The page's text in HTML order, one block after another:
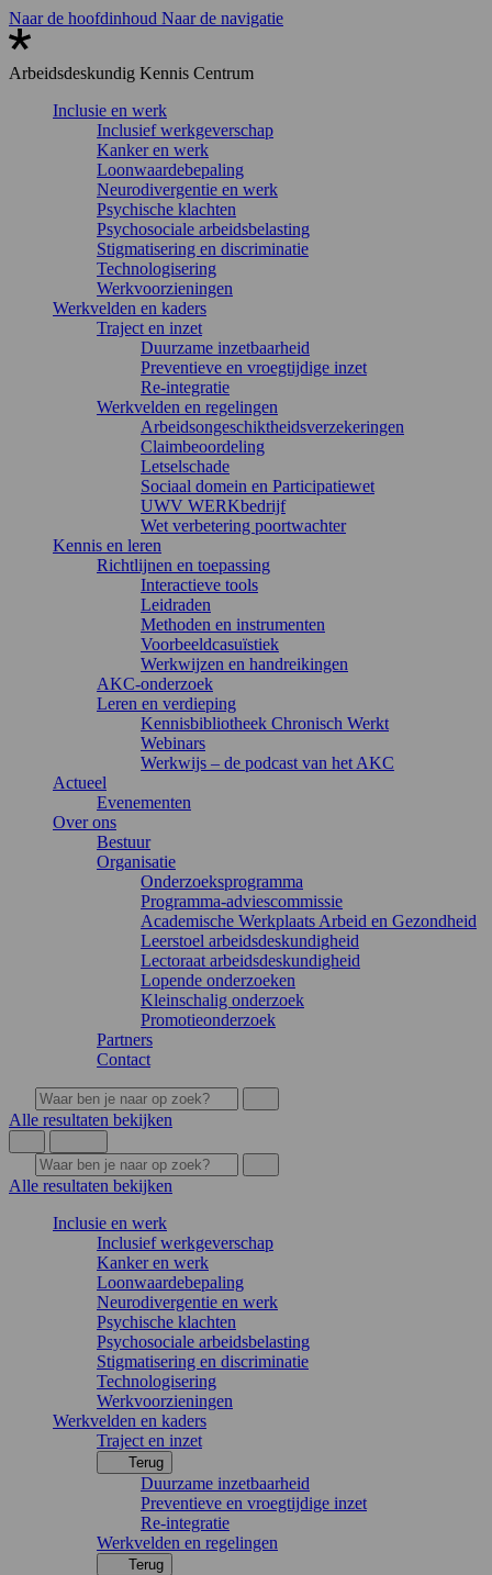
Naar de hoofdinhoud Naar de navigatie
Arbeidsdeskundig Kennis Centrum
Inclusie en werk
Inclusief werkgeverschap
Kanker en werk
Loonwaardebepaling
Neurodivergentie en werk
Psychische klachten
Psychosociale arbeidsbelasting
Stigmatisering en discriminatie
Technologisering
Werkvoorzieningen
Werkvelden en kaders
Traject en inzet
Duurzame inzetbaarheid
Preventieve en vroegtijdige inzet
Re-integratie
Werkvelden en regelingen
Arbeidsongeschiktheidsverzekeringen
Claimbeoordeling
Letselschade
Sociaal domein en Participatiewet
UWV WERKbedrijf
Wet verbetering poortwachter
Kennis en leren
Richtlijnen en toepassing
Interactieve tools
Leidraden
Methoden en instrumenten
Voorbeeldcasuïstiek
Werkwijzen en handreikingen
AKC-onderzoek
Leren en verdieping
Kennisbibliotheek Chronisch Werkt
Webinars
Werkwijs – de podcast van het AKC
Actueel
Evenementen
Over ons
Bestuur
Organisatie
Onderzoeksprogramma
Programma-adviescommissie
Academische Werkplaats Arbeid en Gezondheid
Leerstoel arbeidsdeskundigheid
Lectoraat arbeidsdeskundigheid
Lopende onderzoeken
Kleinschalig onderzoek
Promotieonderzoek
Partners
Contact
Alle resultaten bekijken
Alle resultaten bekijken
Inclusie en werk
Inclusief werkgeverschap
Kanker en werk
Loonwaardebepaling
Neurodivergentie en werk
Psychische klachten
Psychosociale arbeidsbelasting
Stigmatisering en discriminatie
Technologisering
Werkvoorzieningen
Werkvelden en kaders
Traject en inzet
Terug
Duurzame inzetbaarheid
Preventieve en vroegtijdige inzet
Re-integratie
Werkvelden en regelingen
Terug